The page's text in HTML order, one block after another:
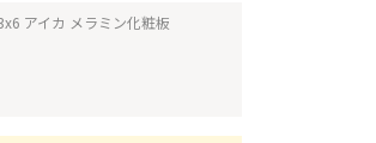
アイカ メラミン化粧板